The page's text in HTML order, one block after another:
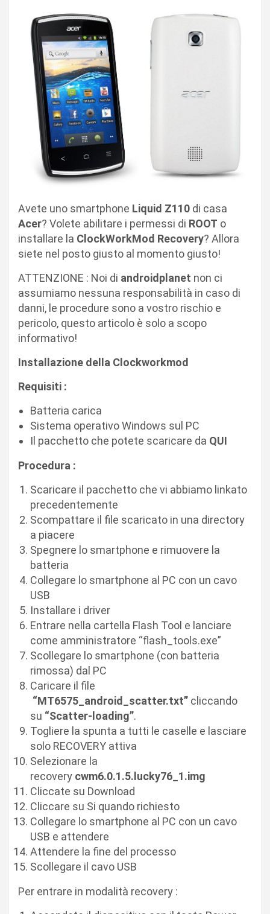
Avete uno smartphone Liquid Z110 di casa
Acer? Volete abilitare i permessi di ROOT o
installare la ClockWorkMod Recovery? Allora
siete nel posto giusto al momento giusto!
ATTENZIONE : Noi di androidplanet non ci
assumiamo nessuna responsabilità in caso di
danni, le procedure sono a vostro rischio e
pericolo, questo articolo è solo a scopo
informativo!
Installazione della Clockworkmod
Requisiti :
Batteria carica
Sistema operativo Windows sul PC
Il pacchetto che potete scaricare da QUI
Procedura :
Scaricare il pacchetto che vi abbiamo linkato
precedentemente
Scompattare il file scaricato in una directory
a piacere
Spegnere lo smartphone e rimuovere la
batteria
Collegare lo smartphone al PC con un cavo
USB
Installare i driver
Entrare nella cartella Flash Tool e lanciare
come amministratore “flash_tools.exe”
Scollegare lo smartphone (con batteria
rimossa) dal PC
Caricare il file
“MT6575_android_scatter.txt” cliccando
su “Scatter-loading”.
Togliere la spunta a tutti le caselle e lasciare
solo RECOVERY attiva
Selezionare la
recovery cwm6.0.1.5.lucky76_1.img
Cliccate su Download
Cliccare su Si quando richiesto
Collegare lo smartphone al PC con un cavo
USB e attendere
Attendere la fine del processo
Scollegare il cavo USB
Per entrare in modalità recovery :